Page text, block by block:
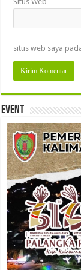
situs web saya
Event